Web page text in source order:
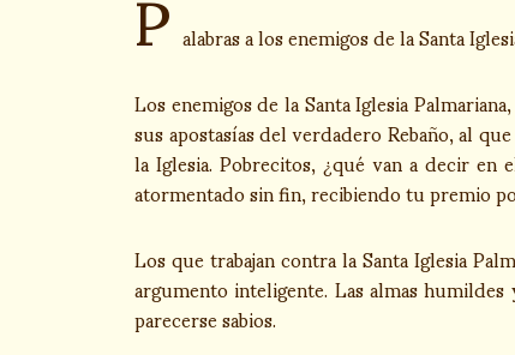
alabras a los enemigos de la Santa
Los enemigos de la Santa Iglesia
sus apostasías del verdadero Rebaño, al
la Iglesia. Pobrecitos, ¿qué van a decir
atormentado sin fin, recibiendo tu premio
Los que trabajan contra la Santa Iglesia
argumento inteligente. Las almas
parecerse sabios.